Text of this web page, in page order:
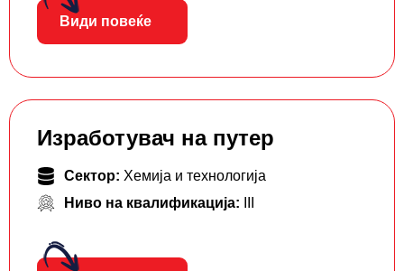
Види повеќе
Изработувач на путер
Сектор: Хемија и технологија
Ниво на квалификација: